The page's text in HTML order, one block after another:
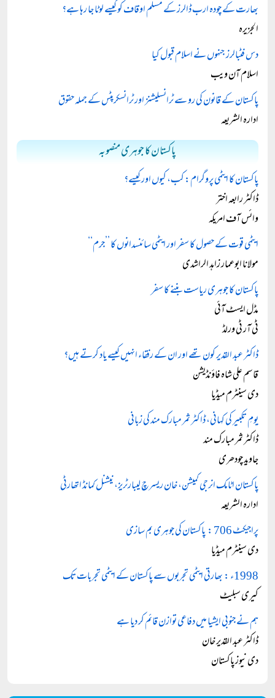
بھارت کے چودہ ارب ڈالرز کے مسلم اوقاف کو کیسے لوٹا جا رہا ہے؟
الجزیرہ
دس فٹبالرز جنہوں نے اسلام قبول کیا
اسلام آن ویب
پاکستان کے قانون کی رو سے ٹرانسلیشنز اور ٹرانسکرپٹس کے جملہ حقوق
ادارہ الشریعہ
پاکستان کا جوہری منصوبہ
پاکستان کا ایٹمی پروگرام: کب، کیوں اور کیسے؟
ڈاکٹر رابعہ اختر
وائس آف امریکہ
ایٹمی قوت کے حصول کا سفر اور ایٹمی سائنسدانوں کا ’’جرم‘‘
مولانا ابوعمار زاہد الراشدی
پاکستان کا جوہری ریاست بننے کا سفر
مڈل ایسٹ آئی
ٹی آر ٹی ورلڈ
ڈاکٹر عبد القدیر کون تھے اور ان کے رفقاء انہیں کیسے یاد کرتے ہیں؟
قاسم علی شاہ فاؤنڈیشن
دی سینٹرم میڈیا
یومِ تکبیر کی کہانی، ڈاکٹر ثمر مبارک مند کی زبانی
ڈاکٹر ثمر مبارک مند
جاوید چودھری
پاکستان اٹامک انرجی کمیشن، خان ریسرچ لیبارٹریز، نیشنل کمانڈ اتھارٹی
ادارہ الشریعہ
پراجیکٹ 706 : پاکستان کی جوہری بم سازی
دی سینٹرم میڈیا
1998ء : بھارتی ایٹمی تجربوں سے پاکستان کے ایٹمی تجربات تک
کیری سبلیٹ
ہم نے جنوبی ایشیا میں دفاعی توازن قائم کر دیا ہے
ڈاکٹر عبد القدیر خان
دی نیوز پاکستان